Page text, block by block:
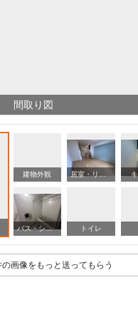
間取り図
建物外観 居室・リビング
バス・シャワールーム トイレ
の画像をもっと送ってもらう